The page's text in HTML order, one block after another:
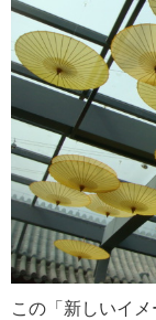
この「新しいイ